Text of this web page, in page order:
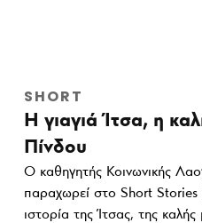
SHORT
Η γιαγιά Ίτσα, η
Πίνδου
Ο καθηγητής Κοινωνικής
παραχωρεί στο Short Stories
ιστορία της Ίτσας, της